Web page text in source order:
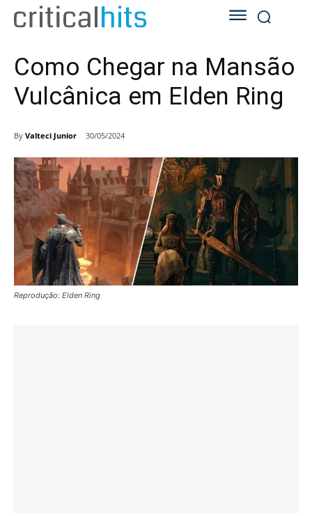
Como Chegar na Mansão
Vulcânica em Elden Ring
By Valteci Junior 30/05/2024
Reprodução: Elden Ring